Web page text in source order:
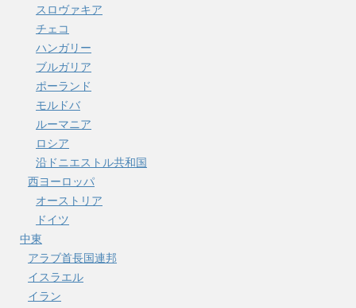
スロヴァキア
チェコ
ハンガリー
ブルガリア
ポーランド
モルドバ
ルーマニア
ロシア
沿ドニエストル共和国
西ヨーロッパ
オーストリア
ドイツ
中東
アラブ首長国連邦
イスラエル
イラン